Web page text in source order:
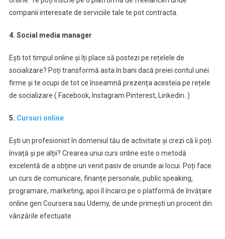
companii interesate de serviciile tale te pot contracta.
4. Social media manager
Ești tot timpul online și îți place să postezi pe rețelele de
socializare? Poți transformă asta în bani dacă preiei contul unei
firme și te ocupi de tot ce înseamnă prezența acesteia pe rețele
de socializare ( Facebook, Instagram Pinterest, Linkedin..)
5. Cursuri online
Ești un profesionist în domeniul tău de activitate și crezi că îi poți
învață și pe alții? Crearea unui curs online este o metodă
excelentă de a obține un venit pasiv de oriunde ai locui. Poți face
un curs de comunicare, finanțe personale, public speaking,
programare, marketing, apoi îl încarci pe o platformă de învățare
online gen Coursera sau Udemy, de unde primești un procent din
vânzările efectuate.